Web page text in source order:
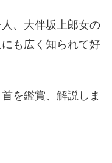
、大伴坂上郎女の
も広く知られて好
を鑑賞、解説しま